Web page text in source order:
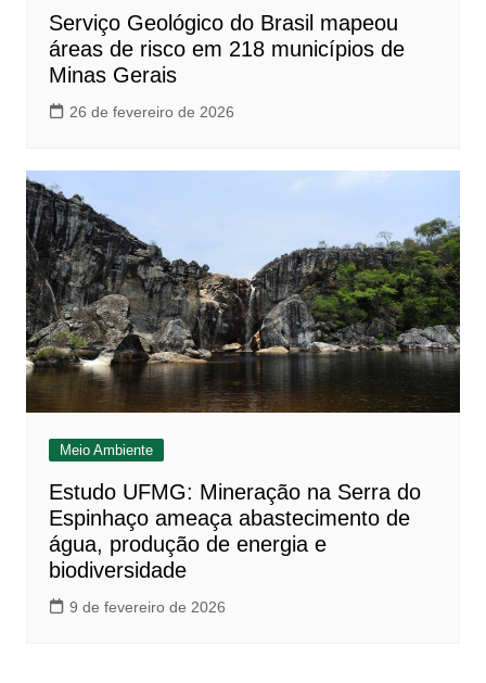
Serviço Geológico do Brasil mapeou
áreas de risco em 218 municípios de
Minas Gerais
26 de fevereiro de 2026
Meio Ambiente
Estudo UFMG: Mineração na Serra do
Espinhaço ameaça abastecimento de
água, produção de energia e
biodiversidade
9 de fevereiro de 2026